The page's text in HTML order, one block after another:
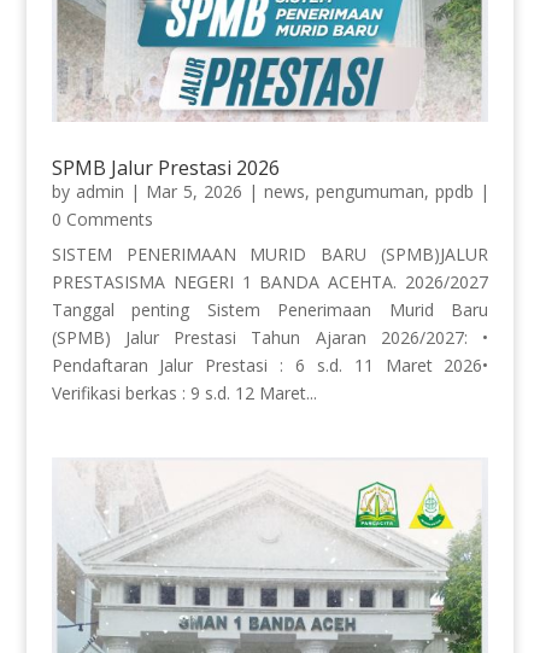
SPMB Jalur Prestasi 2026
by admin | Mar 5, 2026 | news, pengumuman, ppdb |
0 Comments
SISTEM PENERIMAAN MURID BARU (SPMB)JALUR
PRESTASISMA NEGERI 1 BANDA ACEHTA. 2026/2027
Tanggal penting Sistem Penerimaan Murid Baru
(SPMB) Jalur Prestasi Tahun Ajaran 2026/2027: •
Pendaftaran Jalur Prestasi : 6 s.d. 11 Maret 2026•
Verifikasi berkas : 9 s.d. 12 Maret...